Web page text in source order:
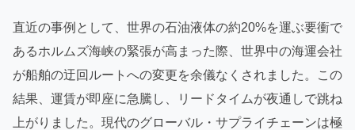
直近の事例として、世界の石油液体の約20%を運ぶ要衝で
あるホルムズ海峡の緊張が高まった際、世界中の海運会社
が船舶の迂回ルートへの変更を余儀なくされました。この
結果、運賃が即座に急騰し、リードタイムが夜通しで跳ね
上がりました。現代のグローバル・サプライチェーンは極